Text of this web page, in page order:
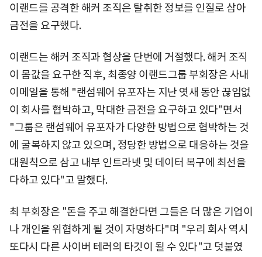
이랜드를 공격한 해커 조직은 탈취한 정보를 인질로 삼아
금전을 요구했다.
이랜드는 해커 조직과 협상을 단번에 거절했다. 해커 조직
이 몸값을 요구한 직후, 최종양 이랜드그룹 부회장은 사내
이메일을 통해 "랜섬웨어 유포자는 지난 엿새 동안 끊임없
이 회사를 협박하고, 막대한 금전을 요구하고 있다"면서
"그룹은 랜섬웨어 유포자가 다양한 방법으로 협박하는 것
에 굴복하지 않고 있으며, 정당한 방법으로 대응하는 것을
대원칙으로 삼고 내부 인트라넷 및 데이터 복구에 최선을
다하고 있다"고 말했다.
최 부회장은 "돈을 주고 해결한다면 그들은 더 많은 기업이
나 개인을 위협하게 될 것이 자명하다"며 "우리 회사 역시
또다시 다른 사이버 테러의 타깃이 될 수 있다"고 덧붙였